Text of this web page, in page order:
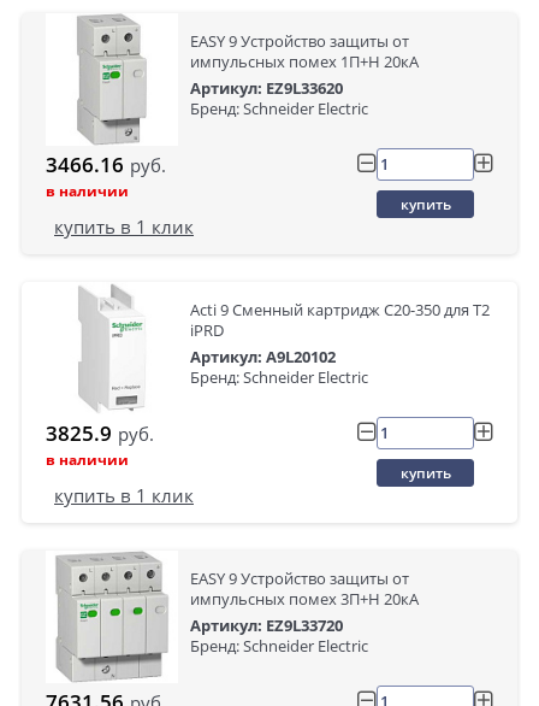
EASY 9 Устройство защиты от
импульсных помех 1П+Н 20кА
Артикул: EZ9L33620
Бренд: Schneider Electric
3466.16 руб.
в наличии
купить
купить в 1 клик
Acti 9 Сменный картридж C20-350 для Т2
iPRD
Артикул: A9L20102
Бренд: Schneider Electric
3825.9 руб.
в наличии
купить
купить в 1 клик
EASY 9 Устройство защиты от
импульсных помех 3П+Н 20кА
Артикул: EZ9L33720
Бренд: Schneider Electric